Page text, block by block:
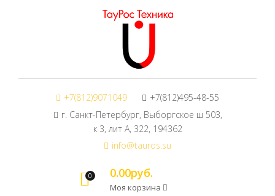
+7(812)9071049
+7(812)495-48-55
г. Санкт-Петербург, Выборгское ш 503,
к 3, лит А, 322, 194362
info@tauros.su
0 0.00руб.
Моя корзина